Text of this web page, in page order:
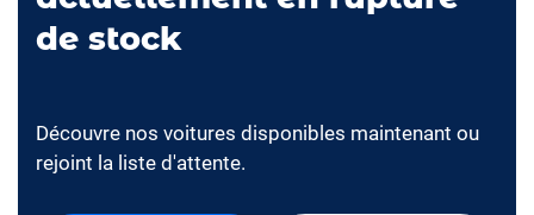
de stock
Découvre nos voitures disponibles maintenant ou
rejoint la liste d'attente.